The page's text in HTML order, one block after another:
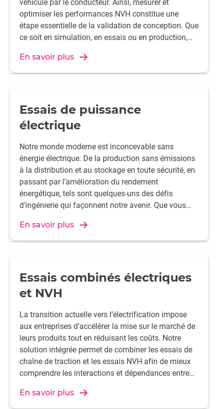
véhicule par le conducteur. Ainsi, mesurer et
optimiser les performances NVH constitue une
étape essentielle de la validation de conception. Que
ce soit en simulation, en essais ou en production,
NVH en toute confiance.
En savoir plus
Essais de puissance
électrique
Notre monde moderne est inconcevable sans
énergie électrique. De la production sans émissions
à la distribution et au stockage en toute sécurité, en
passant par l’amélioration du rendement
énergétique, tels sont quelques-uns des défis
d’ingénierie qui façonnent notre avenir. Que vous
l’automatisation industrielle ou les systèmes
énergétiques durables, la performance électrique est
En savoir plus
Essais combinés électriques
et NVH
La transition actuelle vers l’électrification impose
aux entreprises d’accélérer la mise sur le marché de
leurs produits tout en réduisant les coûts. Notre
solution intégrée permet de combiner les essais de
chaîne de traction et les essais NVH afin de mieux
comprendre les interactions et dépendances entre
En savoir plus